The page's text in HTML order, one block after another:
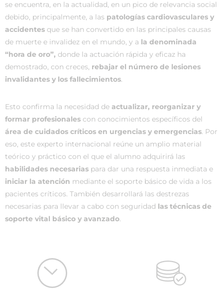
se encuentra, en la actualidad, en un pico de relevancia social
debido, principalmente, a las patologías cardiovasculares y
accidentes que se han convertido en las principales causas
de muerte e invalidez en el mundo, y a la denominada
“hora de oro”, donde la actuación rápida y eficaz ha
demostrado, con creces, rebajar el número de lesiones
invalidantes y los fallecimientos.
Esto confirma la necesidad de actualizar, reorganizar y
formar profesionales con conocimientos específicos del
área de cuidados críticos en urgencias y emergencias. Por
eso, este experto internacional reúne un amplio material
teórico y práctico con el que el alumno adquirirá las
habilidades necesarias para dar una respuesta inmediata e
iniciar la atención mediante el soporte básico de vida a los
pacientes críticos. También desarrollará las destrezas
necesarias para llevar a cabo con seguridad las técnicas de
soporte vital básico y avanzado.